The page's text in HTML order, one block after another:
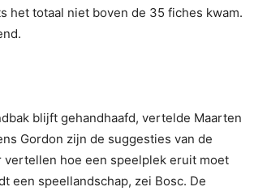
het totaal niet boven de 35 fiches kwam.
blijft gehandhaafd, vertelde Maarten
Gordon zijn de suggesties van de
vertellen hoe een speelplek eruit moet
een speellandschap, zei Bosc. De